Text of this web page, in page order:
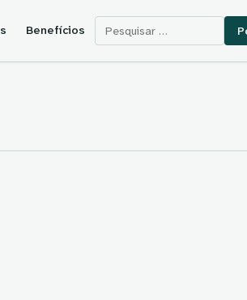
Benefícios Pesquisar por: